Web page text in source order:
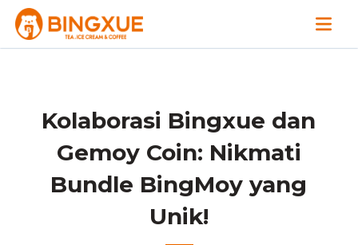
Kolaborasi Bingxue dan
Gemoy Coin: Nikmati
Bundle BingMoy yang
Unik!